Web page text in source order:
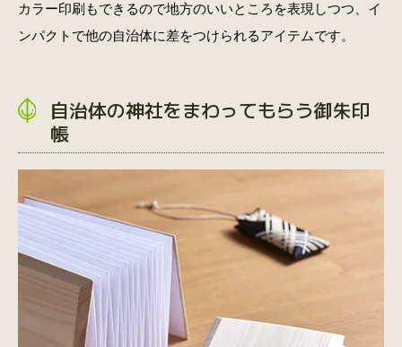
カラー印刷もできるので地方のいいところを表現しつつ、イ
ンパクトで他の自治体に差をつけられるアイテムです。
自治体の神社をまわってもらう御朱印
帳